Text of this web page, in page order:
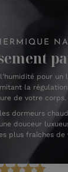
pour un
la
de votre corps.
dormeurs
douceur
plus fraîches de